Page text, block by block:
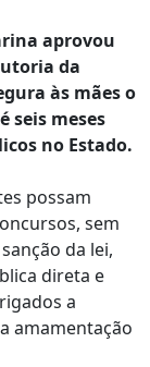
aprovou
da
às mães o
seis meses
no Estado.
possam
sem
da lei,
direta e
a
amamentação